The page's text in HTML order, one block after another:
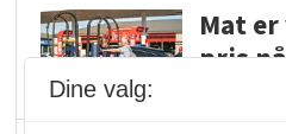
Mat
pris
Dine valg: